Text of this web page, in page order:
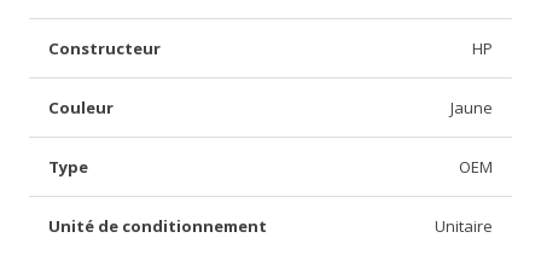
Constructeur HP
Couleur Jaune
Type OEM
Unité de conditionnement Unitaire